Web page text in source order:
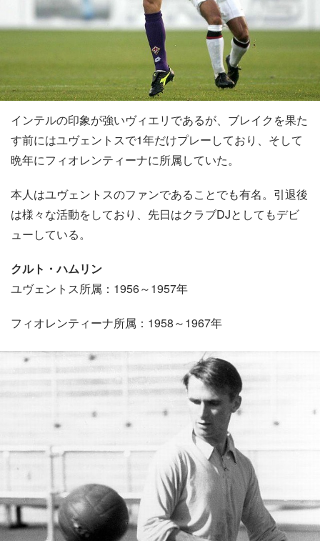
インテルの印象が強いヴィエリであるが、ブレイクを果た
す前にはユヴェントスで1年だけプレーしており、そして
晩年にフィオレンティーナに所属していた。
本人はユヴェントスのファンであることでも有名。引退後
は様々な活動をしており、先日はクラブDJとしてもデビ
ューしている。
クルト・ハムリン
ユヴェントス所属：1956～1957年
フィオレンティーナ所属：1958～1967年